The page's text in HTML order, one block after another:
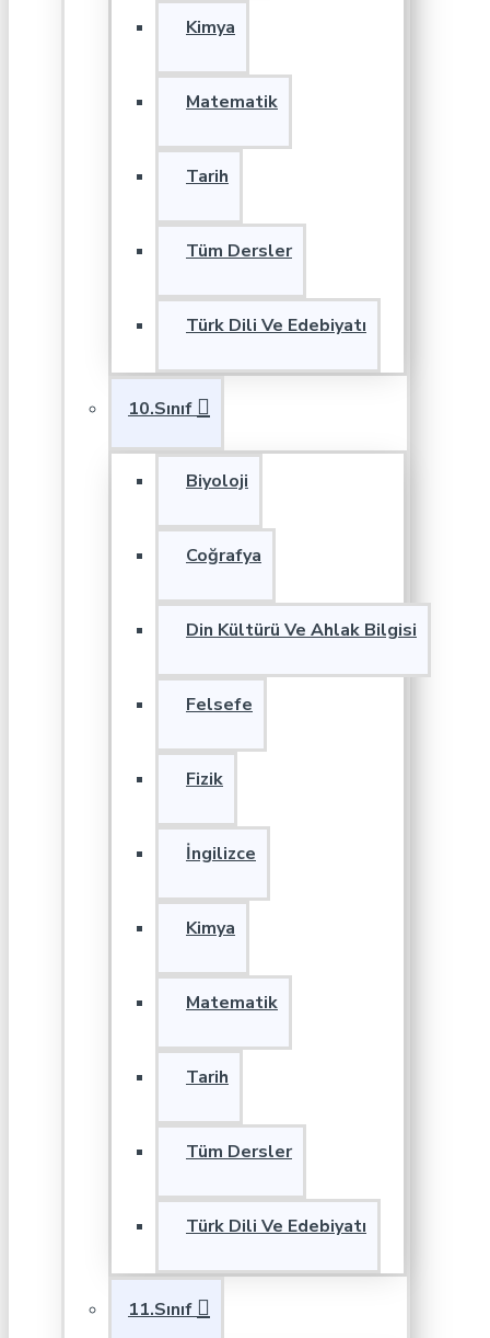
Kimya
Matematik
Tarih
Tüm Dersler
Türk Dili Ve Edebiyatı
10.Sınıf
Biyoloji
Coğrafya
Din Kültürü Ve Ahlak Bilgisi
Felsefe
Fizik
İngilizce
Kimya
Matematik
Tarih
Tüm Dersler
Türk Dili Ve Edebiyatı
11.Sınıf